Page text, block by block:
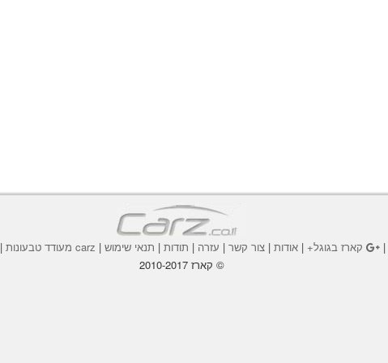
| קארז בגוגל+ | אודות | צור קשר | עזרה | תודות | תנאי שימוש | carz מעודד טבעונות |
© קארז 2010-2017